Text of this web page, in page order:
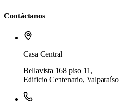
Contáctanos
Casa Central
Bellavista 168 piso 11,
Edificio Centenario, Valparaíso